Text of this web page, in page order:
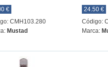
€
CMH103.280
Mustad
24.50 €
Código:
Marca: